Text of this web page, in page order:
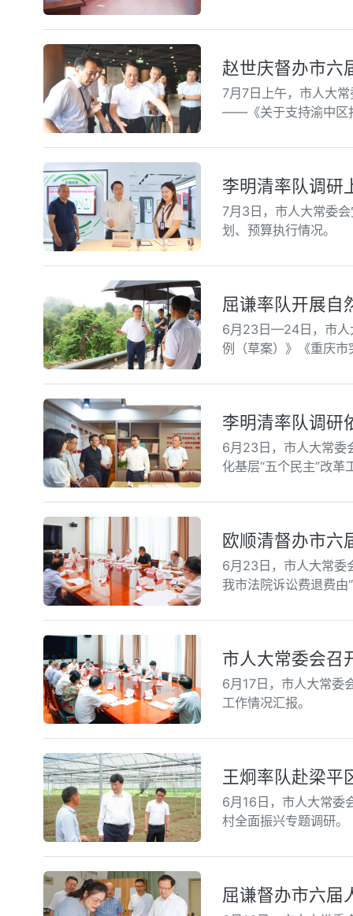
赵世庆督办市六
7月7日上午，市人大
——《关于支持渝中区
李明清率队调研
7月3日，市人大常委
划、预算执行情况。
屈谦率队开展自
6月23日—24日，市人
例（草案）》《重庆
李明清率队调研
6月23日，市人大常委
化基层“五个民主”改革
欧顺清督办市六
6月23日，市人大常
我市法院诉讼费退费由
市人大常委会召
6月17日，市人大常委
工作情况汇报。
王炯率队赴梁平
6月16日，市人大常委
村全面振兴专题调研。
屈谦督办市六届